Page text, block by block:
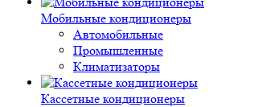
Мобильные кондиционеры
Автомобильные
Промышленные
Климатизаторы
Кассетные кондиционеры